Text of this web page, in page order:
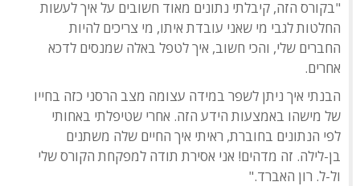
"בקורס הזה, קיבלתי נתונים מאוד חשובים על איך לעשות
החלטות לגבי מי שאני עובדת איתו, מי צריכים להיות
החברים שלי, והכי חשוב, איך לטפל באלה שמנסים לדכא
אחרים.
הבנתי איך ניתן לשפר במידה עצומה מצב הרסני כזה בחייו
של מישהו באמצעות הידע הזה. אחרי שטיפלתי באחותי
לפי הנתונים בחוברת, ראיתי איך החיים שלה משתנים
בן-לילה. זה מדהים! אני אסירת תודה למפקחת הקורס שלי
ול-ל. רון האברד."